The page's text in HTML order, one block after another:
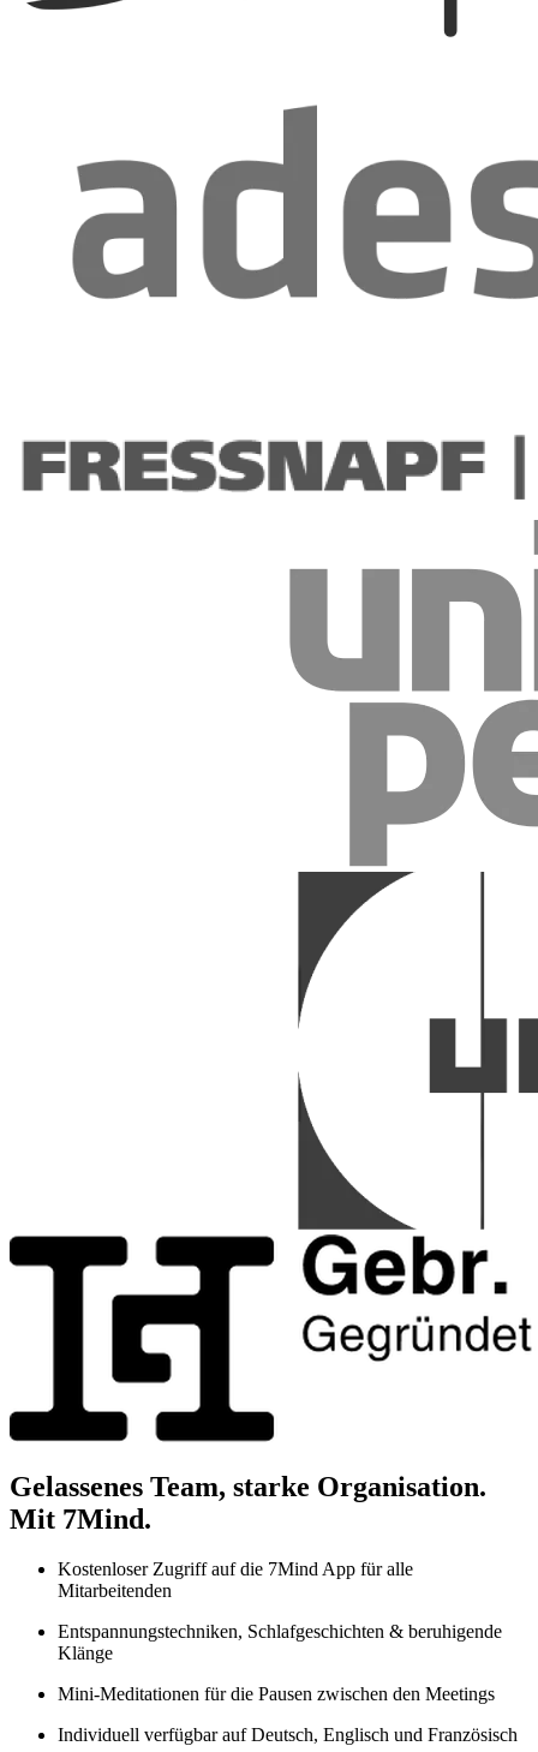
Gelassenes Team, starke Organisation.
Mit 7Mind.
Kostenloser Zugriff auf die 7Mind App für alle
Mitarbeitenden
Entspannungstechniken, Schlafgeschichten & beruhigende
Klänge
Mini-Meditationen für die Pausen zwischen den Meetings
Individuell verfügbar auf Deutsch, Englisch und Französisch